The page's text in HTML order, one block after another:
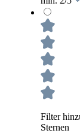
Filter
Sternen